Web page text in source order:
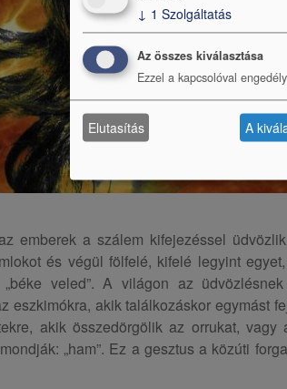
emberek a szálem kifejezéssel
és végül fölfelé, kifelé legyint
veled”. A világon az
eszkimókra, akik találkozáskor egymást
akik összedörgölik az orrukat,
„ham”. Ez a gesztus a közúti
↓ 1 Szolgáltatás
Az összes kiválasztása
Ezzel a kapcsolóval
Elutasítás A